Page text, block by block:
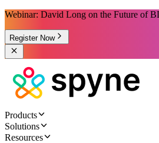
Webinar: David Long on the Future of
Register Now
Products
Solutions
Resources